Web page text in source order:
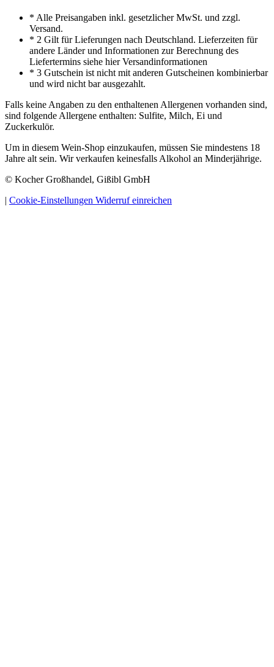
* Alle Preisangaben inkl. gesetzlicher MwSt. und zzgl.
Versand.
* 2 Gilt für Lieferungen nach Deutschland. Lieferzeiten für
andere Länder und Informationen zur Berechnung des
Liefertermins siehe hier Versandinformationen
* 3 Gutschein ist nicht mit anderen Gutscheinen kombinierbar
und wird nicht bar ausgezahlt.
Falls keine Angaben zu den enthaltenen Allergenen vorhanden sind,
sind folgende Allergene enthalten: Sulfite, Milch, Ei und
Zuckerkulör.
Um in diesem Wein-Shop einzukaufen, müssen Sie mindestens 18
Jahre alt sein. Wir verkaufen keinesfalls Alkohol an Minderjährige.
© Kocher Großhandel, Gißibl GmbH
| Cookie-Einstellungen Widerruf einreichen